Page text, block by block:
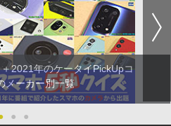
2021年のケータイPickUpコ
メーカー別一覧
● ●